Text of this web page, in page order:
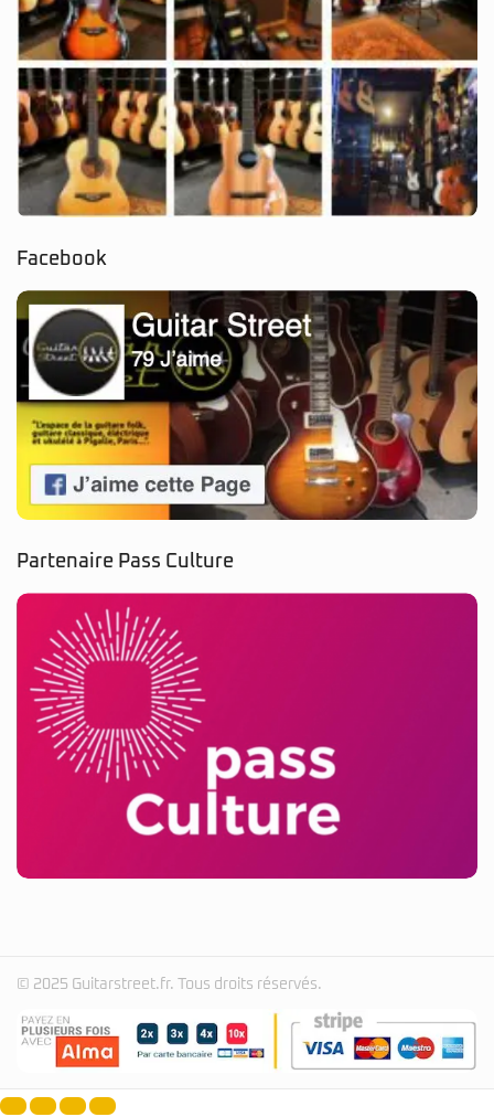
Facebook
Partenaire Pass Culture
© 2025 Guitarstreet.fr. Tous droits réservés.